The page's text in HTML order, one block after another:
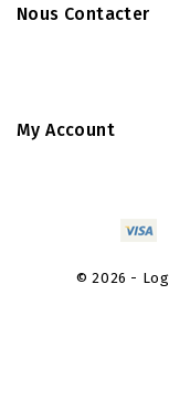
Nous Contacter
My Account
© 2026 -